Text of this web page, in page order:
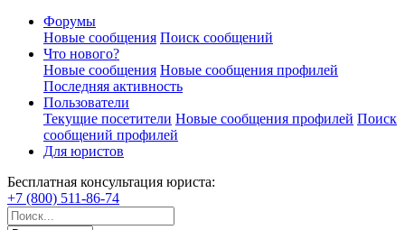
Форумы
Новые сообщения Поиск сообщений
Что нового?
Новые сообщения Новые сообщения профилей
Последняя активность
Пользователи
Текущие посетители Новые сообщения профилей Поиск
сообщений профилей
Для юристов
Бесплатная консультация юриста:
+7 (800) 511-86-74